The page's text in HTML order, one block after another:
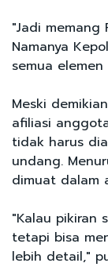
"Jadi memang
Namanya
semua
Meski
afiliasi
tidak harus
undang.
dimuat dalam
"Kalau pikiran
tetapi bisa
lebih detail,"